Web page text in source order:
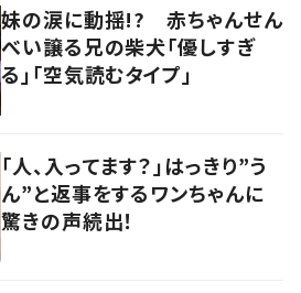
妹の涙に動揺!? 赤ちゃんせん
べい譲る兄の柴犬「優しすぎ
る」「空気読むタイプ」
「人、入ってます？」はっきり”う
ん”と返事をするワンちゃんに
驚きの声続出！